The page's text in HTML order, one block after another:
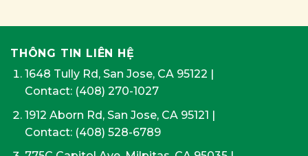
THÔNG TIN LIÊN HỆ
1648 Tully Rd, San Jose, CA 95122 |
Contact: (408) 270-1027
1912 Aborn Rd, San Jose, CA 95121 |
Contact: (408) 528-6789